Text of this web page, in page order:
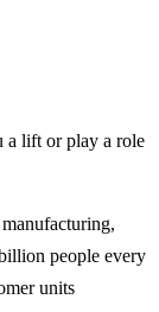
a lift or play a role
people every
units